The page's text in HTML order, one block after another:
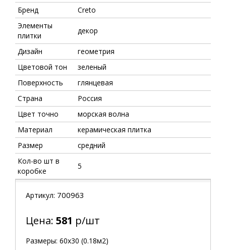
Бренд
Creto
Элементы
плитки
декор
Дизайн
геометрия
Цветовой тон
зеленый
Поверхность
глянцевая
Страна
Россия
Цвет точно
морская волна
Материал
керамическая плитка
Размер
средний
Кол-во шт в
коробке
5
Артикул: 700963
Цена: 581 р/шт
Размеры: 60х30 (0.18м2)